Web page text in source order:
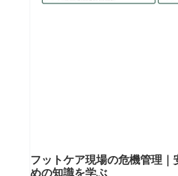
フットケア現場の危機管理｜
めの知識を学ぶ